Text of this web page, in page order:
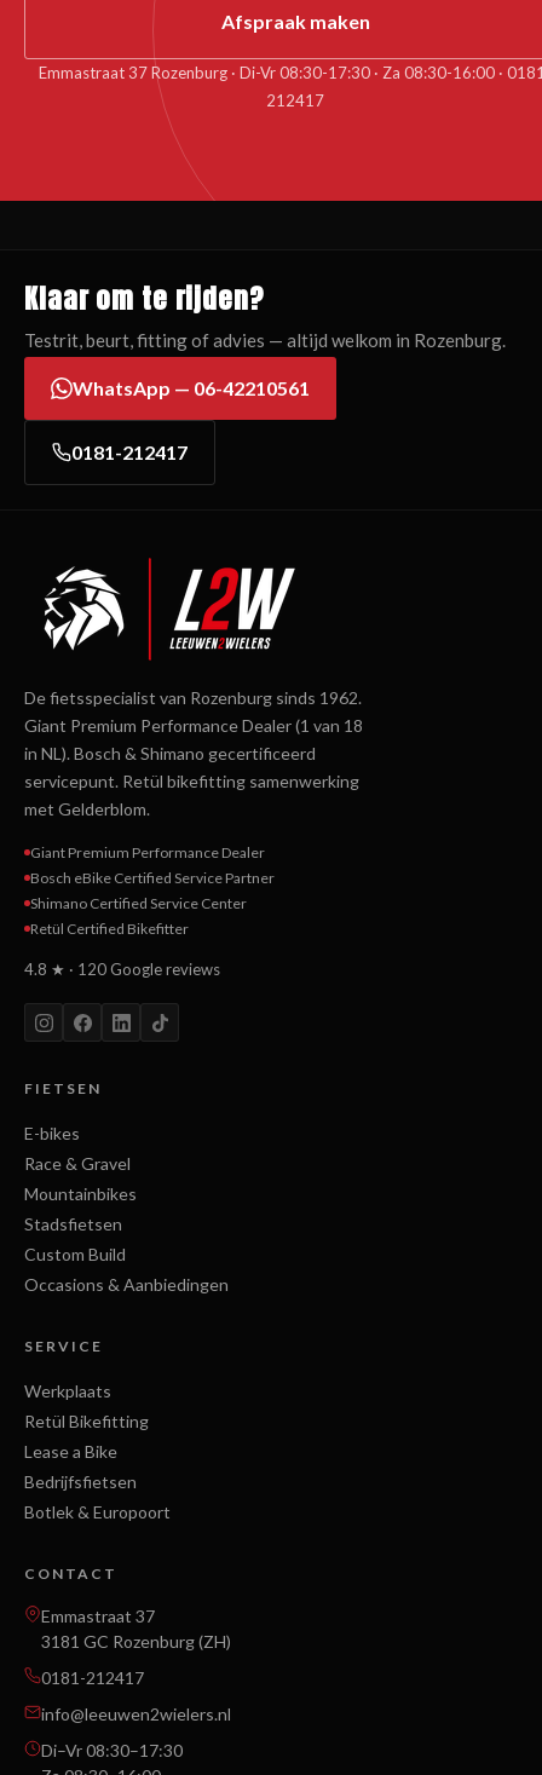
Afspraak maken
Emmastraat 37 Rozenburg · Di-Vr 08:30-17:30 · Za 08:30-16:00 ·
212417
Klaar om te rijden?
Testrit, beurt, fitting of advies — altijd welkom in Rozenburg.
WhatsApp — 06-42210561
0181-212417
De fietsspecialist van Rozenburg sinds 1962.
Giant Premium Performance Dealer (1 van 18
in NL). Bosch & Shimano gecertificeerd
servicepunt. Retül bikefitting samenwerking
met Gelderblom.
Giant Premium Performance Dealer
Bosch eBike Certified Service Partner
Shimano Certified Service Center
Retül Certified Bikefitter
4.8 ★ · 120 Google reviews
FIETSEN
E-bikes
Race & Gravel
Mountainbikes
Stadsfietsen
Custom Build
Occasions & Aanbiedingen
SERVICE
Werkplaats
Retül Bikefitting
Lease a Bike
Bedrijfsfietsen
Botlek & Europoort
CONTACT
Emmastraat 37
3181 GC Rozenburg (ZH)
0181-212417
info@leeuwen2wielers.nl
Di–Vr 08:30–17:30